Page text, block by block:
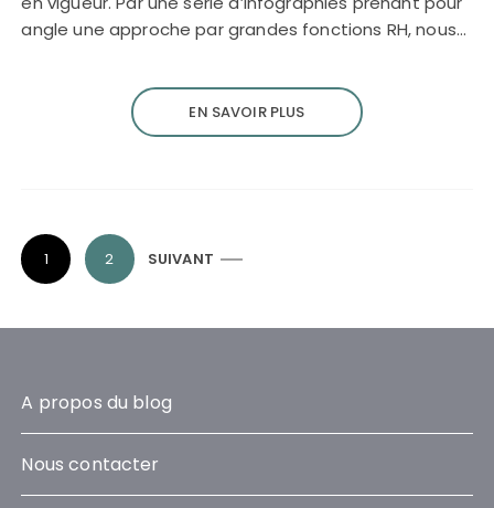
angle une approche par grandes fonctions RH, nous…
EN SAVOIR PLUS
P
a
a
t
i
1 2 SUIVANT
A propos du blog
Nous contacter